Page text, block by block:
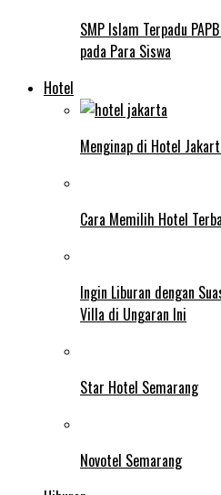
SMP Islam Terpadu
pada Para Siswa
Hotel
Menginap di Hotel
Cara Memilih Hotel
Ingin Liburan dengan
Villa di Ungaran Ini
Star Hotel Semarang
Novotel Semarang